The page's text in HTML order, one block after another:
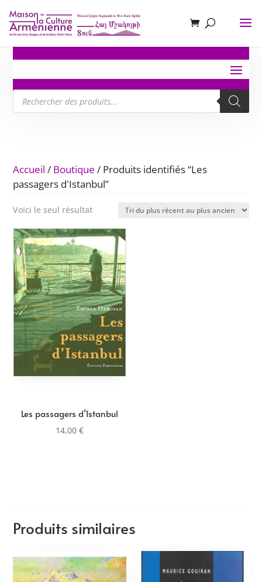
Recherche
de
produits
Accueil / Boutique / Produits identifiés “Les
passagers d'Istanbul”
Voici le seul résultat
Les passagers d’Istanbul
14,00€
Produits similaires